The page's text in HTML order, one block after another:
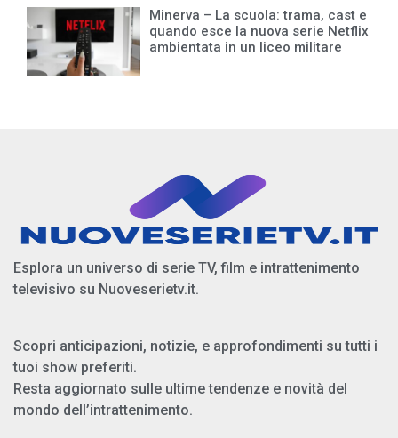
Minerva – La scuola: trama, cast e
quando esce la nuova serie Netflix
ambientata in un liceo militare
Esplora un universo di serie TV, film e intrattenimento
televisivo su Nuoveserietv.it.
Scopri anticipazioni, notizie, e approfondimenti su tutti i
tuoi show preferiti.
Resta aggiornato sulle ultime tendenze e novità del
mondo dell’intrattenimento.